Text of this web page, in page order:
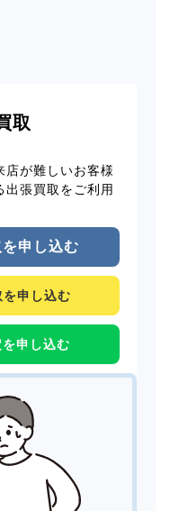
取
店が難しいお客様
出張買取をご利用
申し込む
申し込む
申し込む